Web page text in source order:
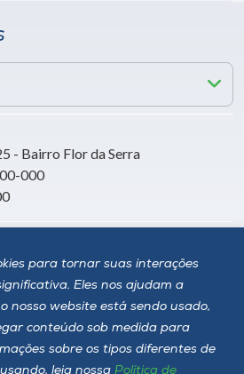
para tornar suas interações
Eles nos ajudam a
nosso website está sendo usado,
conteúdo sob medida para
sobre os tipos diferentes de
leia nossa Política de
- Bairro Flor da Serra
000